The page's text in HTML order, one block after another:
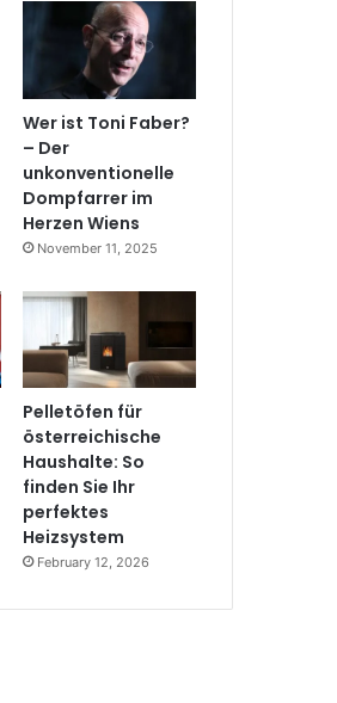
Wer ist Toni Faber?
– Der
unkonventionelle
Dompfarrer im
Herzen Wiens
November 11, 2025
Pelletöfen für
österreichische
Haushalte: So
finden Sie Ihr
perfektes
Heizsystem
February 12, 2026